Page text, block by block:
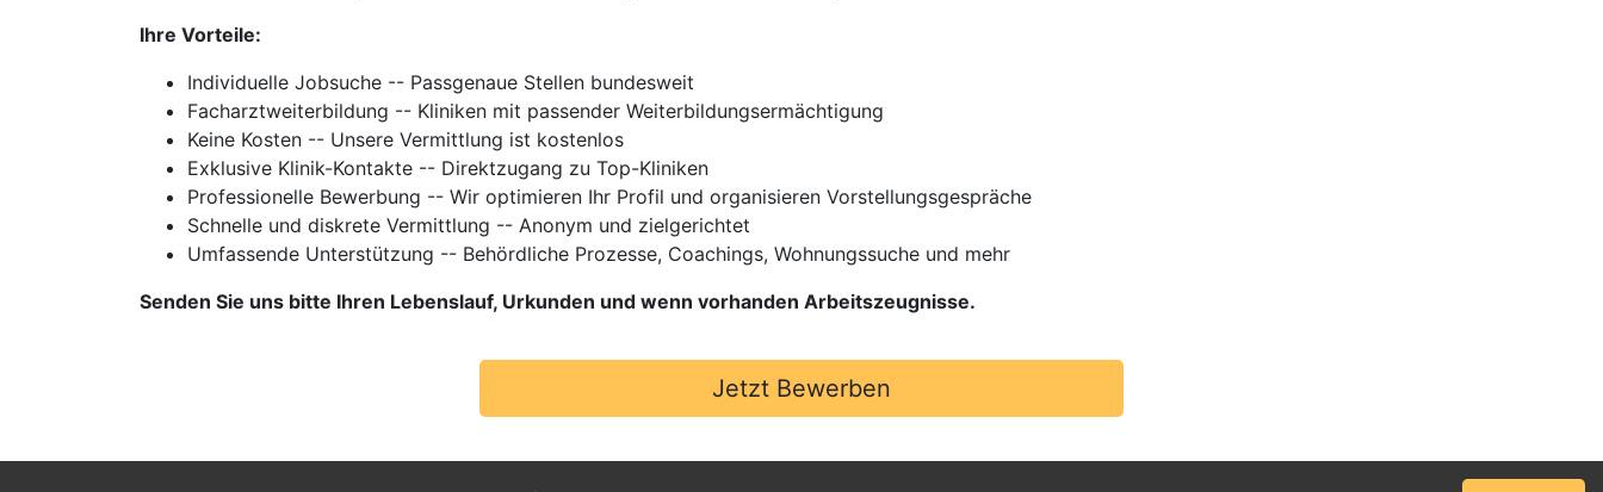
Ihre Vorteile:
Individuelle Jobsuche -- Passgenaue Stellen bundesweit
Facharztweiterbildung -- Kliniken mit passender Weiterbildungsermächtigung
Keine Kosten -- Unsere Vermittlung ist kostenlos
Exklusive Klinik-Kontakte -- Direktzugang zu Top-Kliniken
Professionelle Bewerbung -- Wir optimieren Ihr Profil und organisieren Vorstellungsgespräche
Schnelle und diskrete Vermittlung -- Anonym und zielgerichtet
Umfassende Unterstützung -- Behördliche Prozesse, Coachings, Wohnungssuche und mehr
Senden Sie uns bitte Ihren Lebenslauf, Urkunden und wenn vorhanden Arbeitszeugnisse.
Jetzt Bewerben